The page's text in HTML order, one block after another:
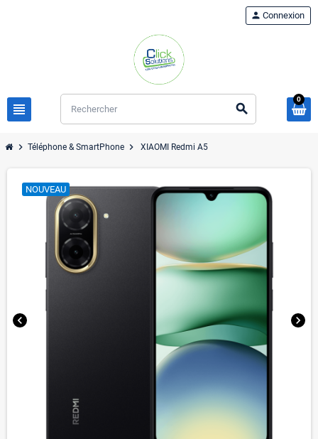
view_headline search
person Connexion
0
chevron_right Téléphone & SmartPhone chevron_right XIAOMI Redmi A5
chevron_left chevron_right
NOUVEAU